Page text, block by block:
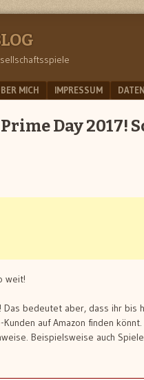
MICH IMPRESSUM
Day 2017!
weit!
! Das bedeutet aber, dass ihr bis
auf Amazon finden
Beispielsweise auch